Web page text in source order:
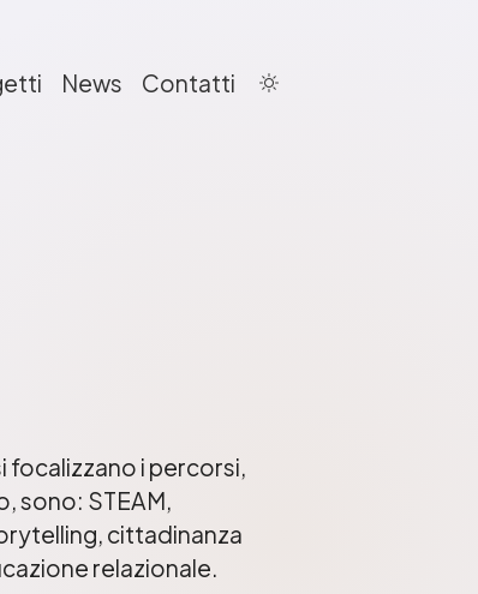
News Contatti
focalizzano i percorsi,
sono: STEAM,
cittadinanza
relazionale.